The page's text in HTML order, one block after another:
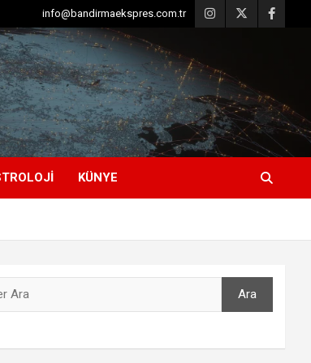
info@bandirmaekspres.com.tr
KÜNYE
Ara